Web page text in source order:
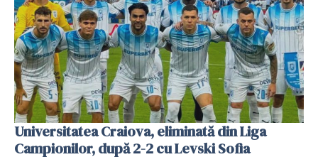
Universitatea Craiova, eliminată din Liga
Campionilor, după 2-2 cu Levski Sofia